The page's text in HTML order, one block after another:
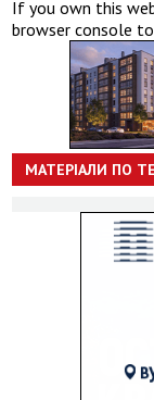
If you own this
browser console
МАТЕРІАЛИ ПО